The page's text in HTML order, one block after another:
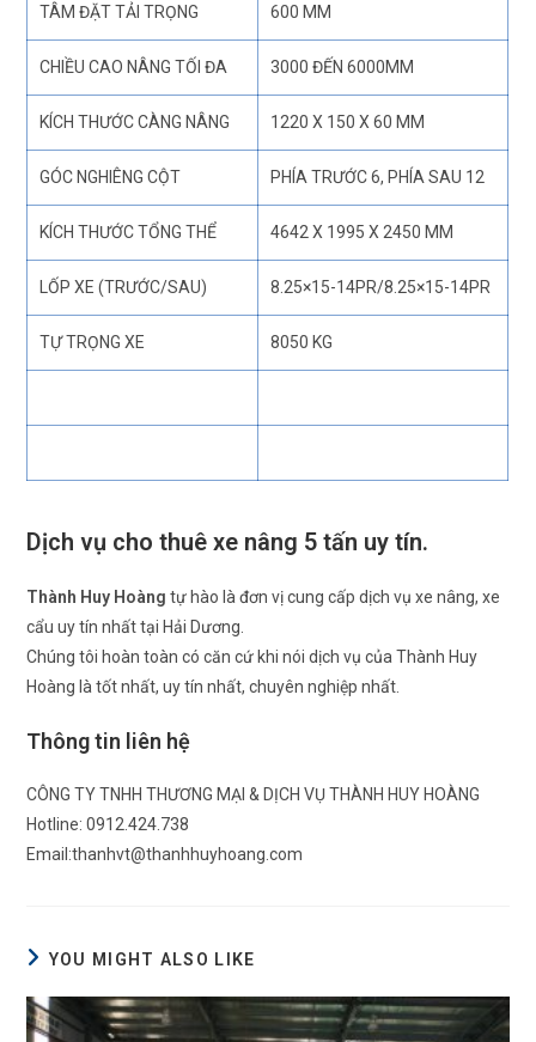
TÂM ĐẶT TẢI TRỌNG 600 MM
CHIỀU CAO NÂNG TỐI ĐA 3000 ĐẾN 6000MM
KÍCH THƯỚC CÀNG NÂNG 1220 X 150 X 60 MM
GÓC NGHIÊNG CỘT PHÍA TRƯỚC 6, PHÍA SAU 12
KÍCH THƯỚC TỔNG THỂ 4642 X 1995 X 2450 MM
LỐP XE (TRƯỚC/SAU) 8.25×15-14PR/8.25×15-14PR
TỰ TRỌNG XE 8050 KG
Dịch vụ cho thuê xe nâng 5 tấn uy tín.
Thành Huy Hoàng tự hào là đơn vị cung cấp dịch vụ xe nâng, xe
cẩu uy tín nhất tại Hải Dương.
Chúng tôi hoàn toàn có căn cứ khi nói dịch vụ của Thành Huy
Hoàng là tốt nhất, uy tín nhất, chuyên nghiệp nhất.
Thông tin liên hệ
CÔNG TY TNHH THƯƠNG MẠI & DỊCH VỤ THÀNH HUY HOÀNG
Hotline: 0912.424.738
Email:thanhvt@thanhhuyhoang.com
YOU MIGHT ALSO LIKE